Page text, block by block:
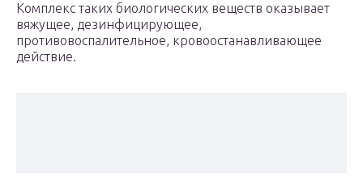
Комплекс таких биологических веществ оказывает
вяжущее, дезинфицирующее,
противовоспалительное, кровоостанавливающее
действие.